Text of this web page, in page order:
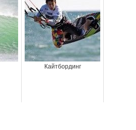
Кайтбординг